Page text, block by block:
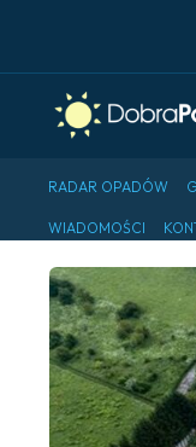
RADAR OPADÓW
WIADOMOŚCI